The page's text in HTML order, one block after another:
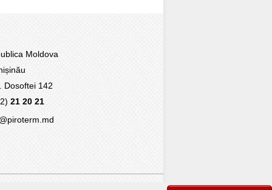
Moldova
Dosoftei 142
21 20 21